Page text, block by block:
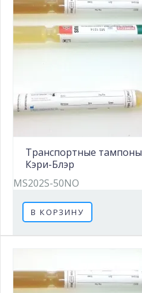
Транспортные
Кэри-Блэр
MS202S-50NO
В КОРЗИНУ